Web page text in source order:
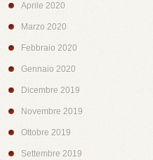
Aprile 2020
Marzo 2020
Febbraio 2020
Gennaio 2020
Dicembre 2019
Novembre 2019
Ottobre 2019
Settembre 2019